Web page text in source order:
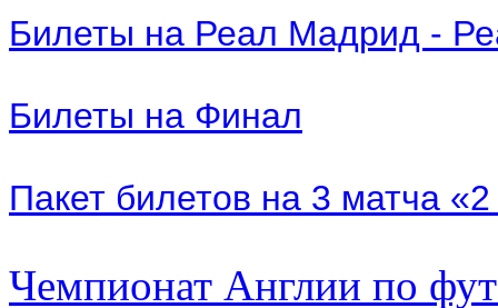
Билеты на Реал Мадрид -
Билеты на Финал
Пакет билетов на 3 матча
Чемпионат Англии по